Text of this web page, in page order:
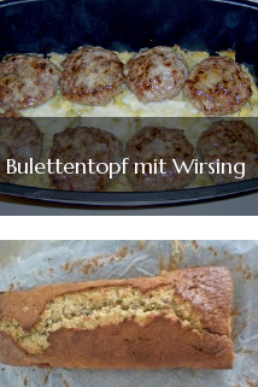
Bulettentopf mit Wirsing